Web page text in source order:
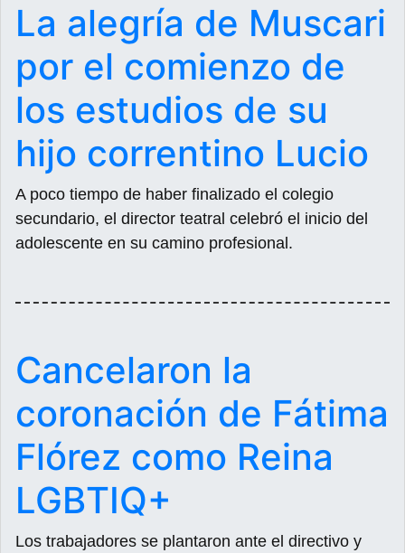
La alegría de Muscari
por el comienzo de
los estudios de su
hijo correntino Lucio
A poco tiempo de haber finalizado el colegio
secundario, el director teatral celebró el inicio del
adolescente en su camino profesional.
Cancelaron la
coronación de Fátima
Flórez como Reina
LGBTIQ+
Los trabajadores se plantaron ante el directivo y